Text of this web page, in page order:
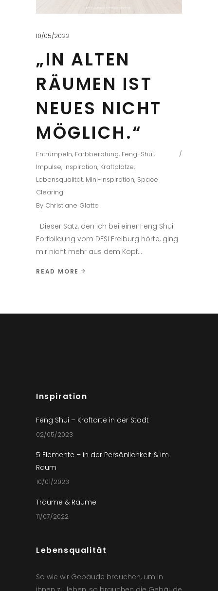
10/05/2022
„IN ALTEN
RÄUMEN IST
NEUES NICHT
MÖGLICH.“
Entrümpeln, Farbberatung, Feng-Shui,
Impulse, Inspiration, Kraftplätze,
Lebensqualität, Mini-Inspiration, Space
Clearing
By Christiane Glatte
Dieser Satz, den ich bei einer Feng Shui
Fortbildung vom DFSI Freiburg hörte, ging
mir nicht mehr aus dem Kopf
READ MORE
Inspiration
Feng Shui – Kraftorte in der Stadt
02/05/2023
5 Elemente – in der Persönlichkeit & im
Raum
10/01/2023
Träume & Räume
11/07/2022
Lebensqualität
So wie wir Gebäude brauchen, um in